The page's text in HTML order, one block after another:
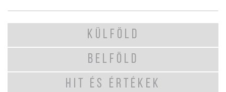
KÜLFÖLD
BELFÖLD
HIT ÉS ÉRTÉKEK